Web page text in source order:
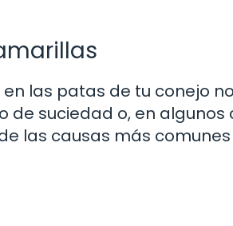
las patas de tu conejo no
de suciedad o, en algunos
las causas más